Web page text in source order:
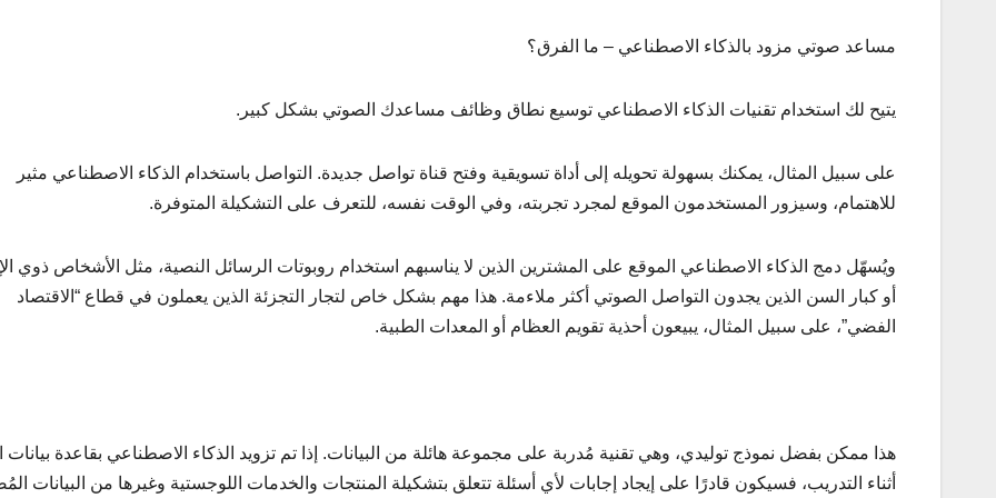
مساعد صوتي مزود بالذكاء الاصطناعي – ما الفرق؟
يتيح لك استخدام تقنيات الذكاء الاصطناعي توسيع نطاق وظائف مساعدك الصوتي بشكل كبير.
على سبيل المثال، يمكنك بسهولة تحويله إلى أداة تسويقية وفتح قناة تواصل جديدة. التواصل باستخدام الذكاء الاصطناعي مثير
للاهتمام، وسيزور المستخدمون الموقع لمجرد تجربته، وفي الوقت نفسه، للتعرف على التشكيلة المتوفرة.
ويُسهّل دمج الذكاء الاصطناعي الموقع على المشترين الذين لا يناسبهم استخدام روبوتات الرسائل النصية، مثل الأشخاص ذوي
أو كبار السن الذين يجدون التواصل الصوتي أكثر ملاءمة. هذا مهم بشكل خاص لتجار التجزئة الذين يعملون في قطاع “الاقتصاد
الفضي”، على سبيل المثال، يبيعون أحذية تقويم العظام أو المعدات الطبية.
هذا ممكن بفضل نموذج توليدي، وهي تقنية مُدربة على مجموعة هائلة من البيانات. إذا تم تزويد الذكاء الاصطناعي بقاعدة بيانات
أثناء التدريب، فسيكون قادرًا على إيجاد إجابات لأي أسئلة تتعلق بتشكيلة المنتجات والخدمات اللوجستية وغيرها من البيانات